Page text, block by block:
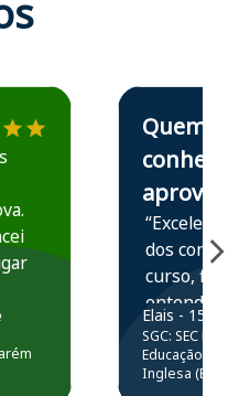
Aprova Concursos emEstudante Elais
Quem
conhece,
aprova
“Excelente
dos
curso,
entender e
prática
resolução
questões.”
Elais - 15/07/
SGC: SEC BA
Educação
Inglesa (Edital